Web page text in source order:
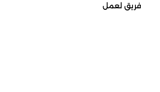
فريق لعمل